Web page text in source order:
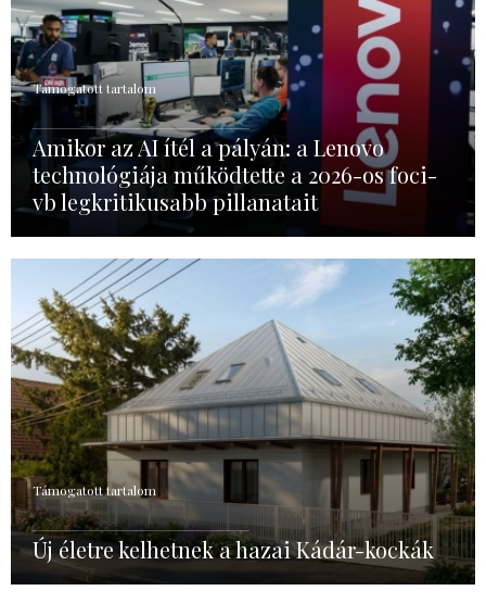
Támogatott tartalom
Amikor az AI ítél a pályán: a Lenovo
technológiája működtette a 2026-os foci-
vb legkritikusabb pillanatait
Támogatott tartalom
Új életre kelhetnek a hazai Kádár-kockák